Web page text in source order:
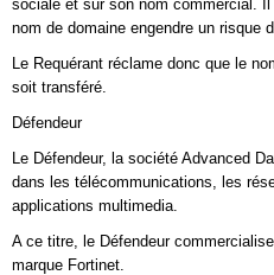
sociale et sur son nom commercial.
nom de domaine engendre un risque
Le Requérant réclame donc que le
soit transféré.
Défendeur
Le Défendeur, la société Advanced
dans les télécommunications, les
applications multimedia.
A ce titre, le Défendeur
marque Fortinet.